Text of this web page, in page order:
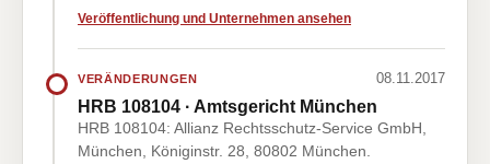
Veröffentlichung und Unternehmen ansehen
VERÄNDERUNGEN 08.11.2017
HRB 108104 · Amtsgericht München
HRB 108104: Allianz Rechtsschutz-Service GmbH,
München, Königinstr. 28, 80802 München.